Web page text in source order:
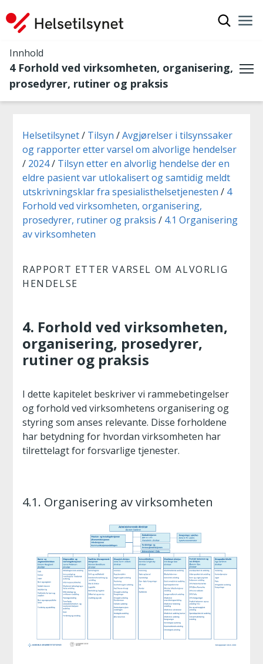
Innhold
4 Forhold ved virksomheten, organisering,
prosedyrer, rutiner og praksis
Du er her:
Helsetilsynet Tilsyn
Avgjørelser i tilsynssaker
og rapporter etter varsel om alvorlige hendelser
2024
Tilsyn etter en alvorlig hendelse der en
eldre pasient var utlokalisert og samtidig meldt
utskrivningsklar fra spesialisthelsetjenesten
4
Forhold ved virksomheten, organisering,
prosedyrer, rutiner og praksis
4.1 Organisering
av virksomheten
RAPPORT ETTER VARSEL OM ALVORLIG
HENDELSE
4. Forhold ved virksomheten,
organisering, prosedyrer,
rutiner og praksis
I dette kapitelet beskriver vi rammebetingelser
og forhold ved virksomhetens organisering og
styring som anses relevante. Disse forholdene
har betydning for hvordan virksomheten har
tilrettelagt for forsvarlige tjenester.
4.1. Organisering av virksomheten